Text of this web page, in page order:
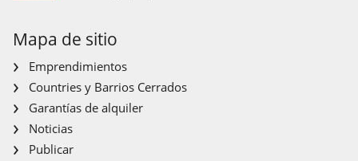
Mapa de sitio
Emprendimientos
Countries y Barrios Cerrados
Garantías de alquiler
Noticias
Publicar